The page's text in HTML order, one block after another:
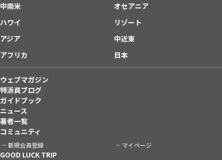
中南米
オセアニア
ハワイ
リゾート
アジア
中近東
アフリカ
日本
ウェブマガジン
特派員ブログ
ガイドブック
ニュース
著者一覧
コミュニティ
新規会員登録 マイページ
GOOD LUCK TRIP